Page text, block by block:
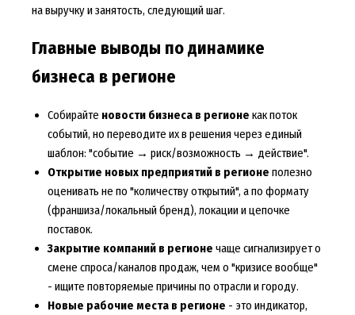
на выручку и занятость, следующий шаг.
Главные выводы по динамике
бизнеса в регионе
Собирайте новости бизнеса в регионе как поток
событий, но переводите их в решения через единый
шаблон: "событие → риск/возможность → действие".
Открытие новых предприятий в регионе полезно
оценивать не по "количеству открытий", а по формату
(франшиза/локальный бренд), локации и цепочке
поставок.
Закрытие компаний в регионе чаще сигнализирует о
смене спроса/каналов продаж, чем о "кризисе вообще"
- ищите повторяемые причины по отрасли и городу.
Новые рабочие места в регионе - это индикатор,